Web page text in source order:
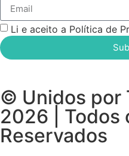
Li e aceito a Política de
© Unidos por
2026 | Todos
Reservados